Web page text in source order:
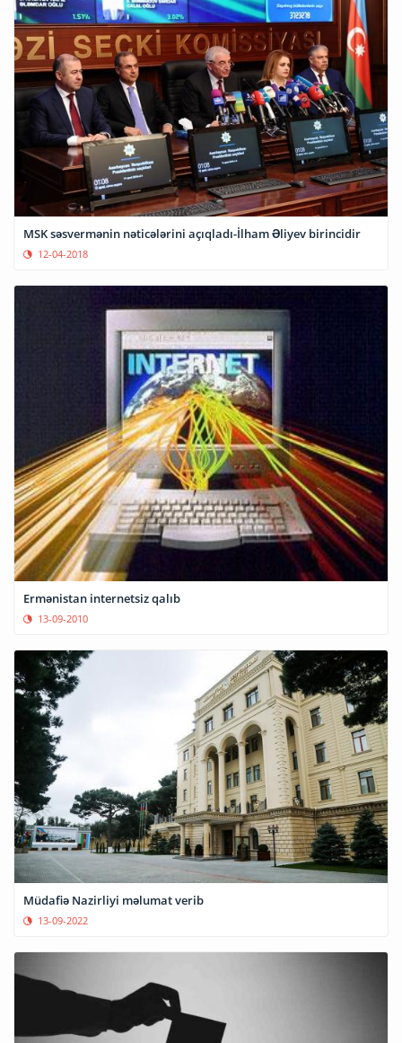
MSK səsvermənin nəticələrini açıqladı-İlham Əliyev birincidir
12-04-2018
Ermənistan internetsiz qalıb
13-09-2010
Müdafiə Nazirliyi məlumat verib
13-09-2022